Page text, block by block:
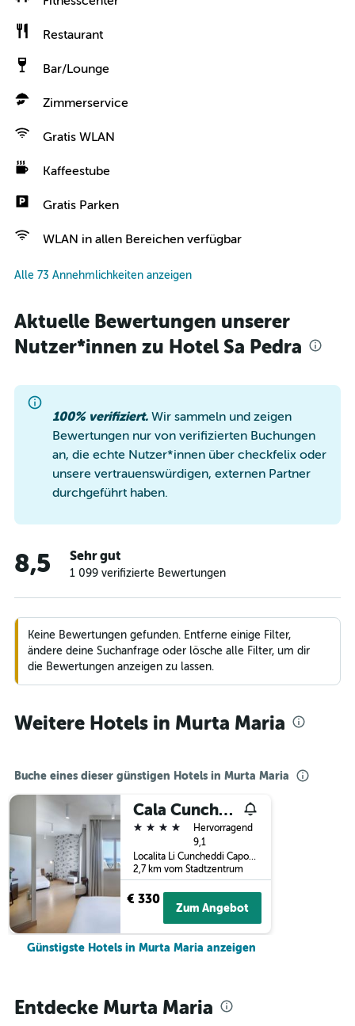
Restaurant
Bar/Lounge
Zimmerservice
Gratis WLAN
Kaffeestube
Gratis Parken
WLAN in allen Bereichen verfügbar
Alle 73 Annehmlichkeiten anzeigen
Aktuelle Bewertungen unserer
Nutzer*innen zu Hotel Sa Pedra
100% verifiziert. Wir sammeln und zeigen
Bewertungen nur von verifizierten Buchungen
an, die echte Nutzer*innen über checkfelix oder
unsere vertrauenswürdigen, externen Partner
durchgeführt haben.
8,5 Sehr gut
1 099 verifizierte Bewertungen
Keine Bewertungen gefunden. Entferne einige Filter,
ändere deine Suchanfrage oder lösche alle Filter, um dir
die Bewertungen anzeigen zu lassen.
Weitere Hotels in Murta Maria
Buche eines dieser günstigen Hotels in Murta Maria
Cala Cuncheddi - Vretreats
4 Sterne
Hervorragend
9,1
Localita Li Cuncheddi Capo Ceraso 188, Murta Maria, Sardinien, Italien
2,7 km vom Stadtzentrum
€ 330
Zum Angebot
Günstigste Hotels in Murta Maria anzeigen
Entdecke Murta Maria